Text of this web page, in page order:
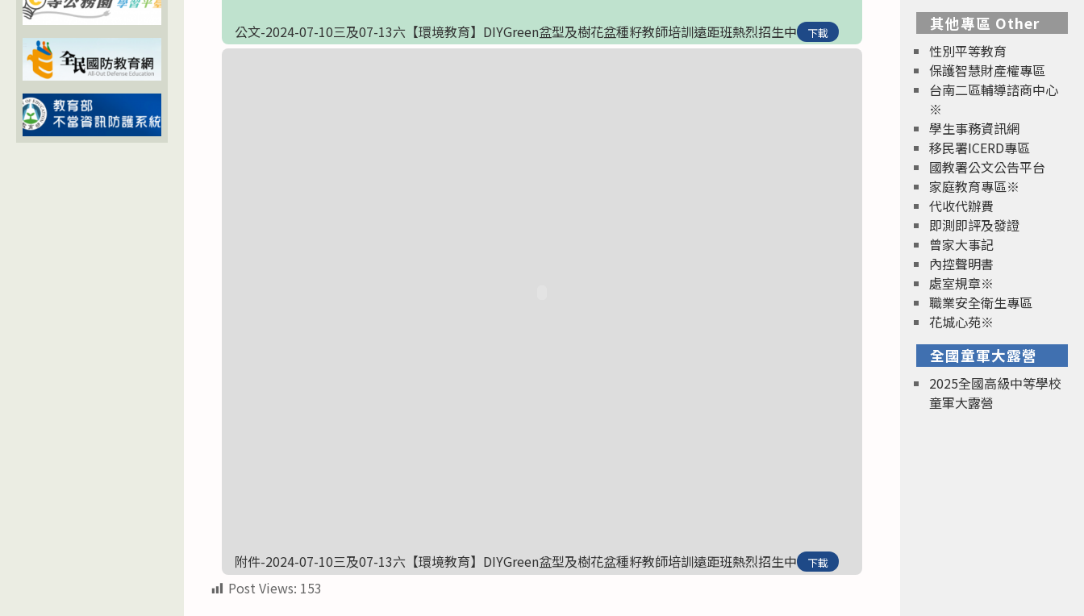
公文-2024-07-10三及07-13六【環境教育】DIYGreen盆型及樹花盆種籽教師培訓遠距班熱烈招生中 下載
附件-2024-07-10三及07-13六【環境教育】DIYGreen盆型及樹花盆種籽教師培訓遠距班熱烈招生中 下載
Post Views: 153
其他專區 Other
性別平等教育
保護智慧財產權專區
台南二區輔導諮商中心
※
學生事務資訊網
移民署ICERD專區
國教署公文公告平台
家庭教育專區※
代收代辦費
即測即評及發證
曾家大事記
內控聲明書
處室規章※
職業安全衛生專區
花城心苑※
全國童軍大露營
2025全國高級中等學校
童軍大露營